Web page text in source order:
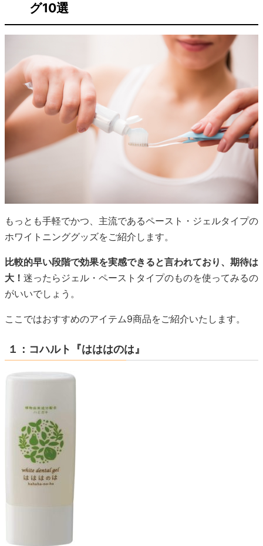
グ10選
もっとも手軽でかつ、主流であるペースト・ジェルタイプの
ホワイトニンググッズをご紹介します。
比較的早い段階で効果を実感できると言われており、期待は
大！ 迷ったらジェル・ペーストタイプのものを使ってみるの
がいいでしょう。
ここではおすすめのアイテム9商品をご紹介いたします。
１：コハルト『はははのは』